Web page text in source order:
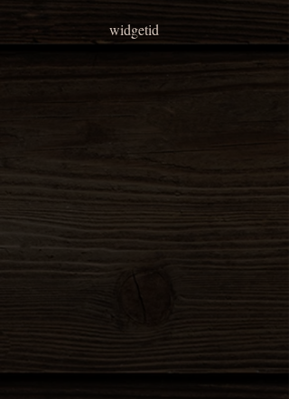
widgetid